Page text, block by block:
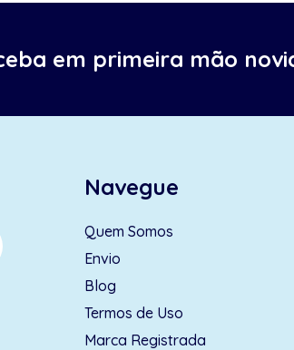
em primeira mão
Navegue
Quem Somos
Envio
Blog
Termos de Uso
Marca Registrada